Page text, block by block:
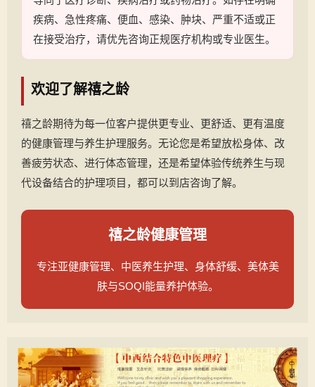
疾病、急性疼痛、便血、感染、肿块、严重不适或正
在接受治疗，请优先咨询正规医疗机构或专业医生。
欢迎了解禧之龄
禧之龄期待为每一位客户提供更专业、更舒适、更有温度
的健康管理与养生护理服务。无论您是希望放松身体、改
善疲劳状态、进行体态管理，还是希望体验传统养生与现
代设备结合的护理项目，都可以到店咨询了解。
禧之龄健康管理
专注亚健康管理、中医养生护理、身体舒缓、美体美
肤与SOQI能量养护体验。